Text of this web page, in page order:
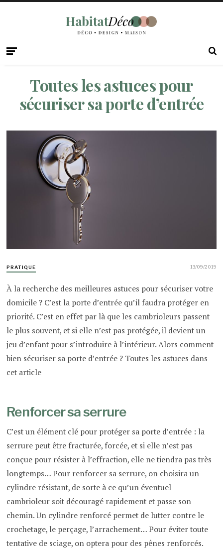
Toutes les astuces pour
sécuriser sa porte d’entrée
PRATIQUE 13/09/2019
À la recherche des meilleures astuces pour sécuriser votre
domicile ? C’est la porte d’entrée qu’il faudra protéger en
priorité. C’est en effet par là que les cambrioleurs passent
le plus souvent, et si elle n’est pas protégée, il devient un
jeu d’enfant pour s’introduire à l’intérieur. Alors comment
bien sécuriser sa porte d’entrée ? Toutes les astuces dans
cet article
Renforcer sa serrure
C’est un élément clé pour protéger sa porte d’entrée : la
serrure peut être fracturée, forcée, et si elle n’est pas
conçue pour résister à l’effraction, elle ne tiendra pas très
longtemps… Pour renforcer sa serrure, on choisira un
cylindre résistant, de sorte à ce qu’un éventuel
cambrioleur soit découragé rapidement et passe son
chemin. Un cylindre renforcé permet de lutter contre le
crochetage, le perçage, l’arrachement… Pour éviter toute
tentative de sciage, on optera pour des pênes renforcés.